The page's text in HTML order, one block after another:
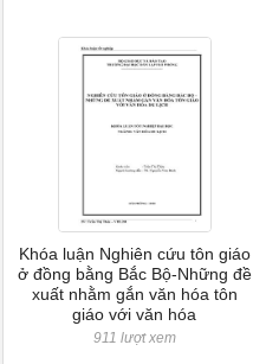
Khóa luận Nghiên cứu tôn giáo
ở đồng bằng Bắc Bộ-Những đề
xuất nhằm gắn văn hóa tôn
giáo với văn hóa
911 lượt xem